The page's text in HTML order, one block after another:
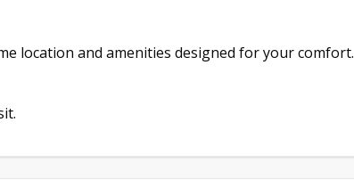
location and amenities designed for your comfort.